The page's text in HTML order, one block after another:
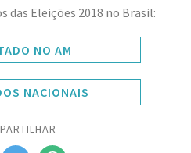
das Eleições 2018 no Brasil:
NO AM
NACIONAIS